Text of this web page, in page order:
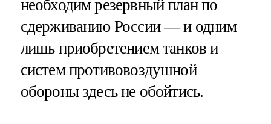
необходим резервный план по
сдерживанию России — и одним
лишь приобретением танков и
систем противовоздушной
обороны здесь не обойтись.